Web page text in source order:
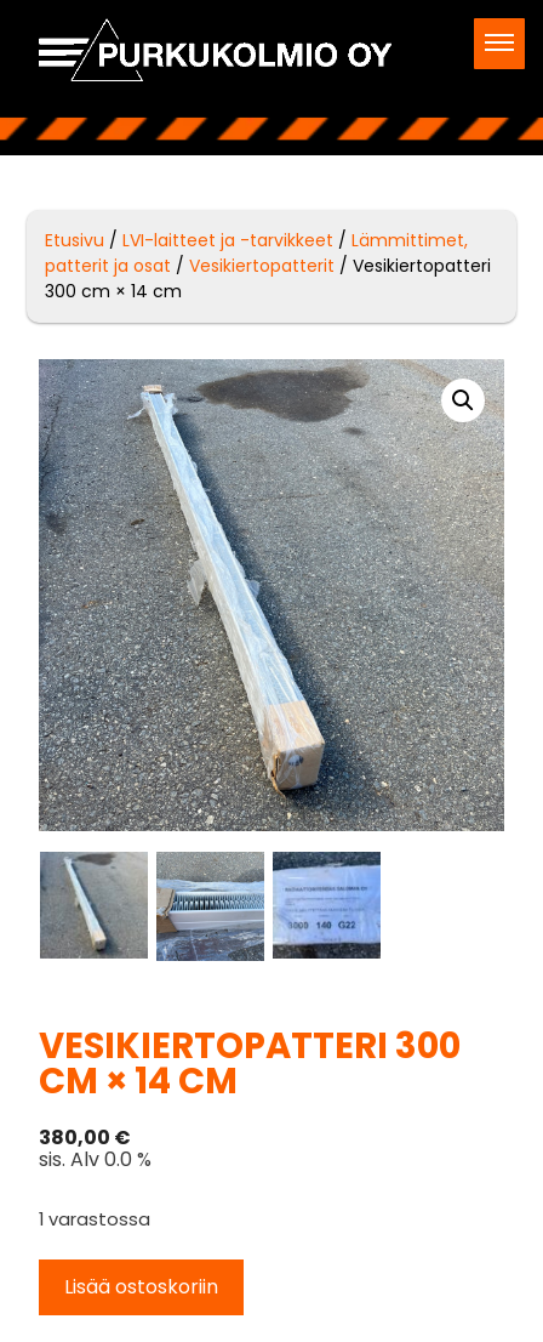
Etusivu /LVI-laitteet ja -tarvikkeet /Lämmittimet,
patterit ja osat /Vesikiertopatterit / Vesikiertopatteri
300 cm × 14 cm
VESIKIERTOPATTERI 300
CM × 14 CM
380,00 €
sis. Alv 0.0 %
1 varastossa
Lisää ostoskoriin